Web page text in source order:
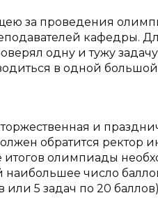
за проведения
кафедры.
одну и тужу задачу
в одной
и
обратится ректор
олимпиады
число
или 5 задач по 20 баллов)